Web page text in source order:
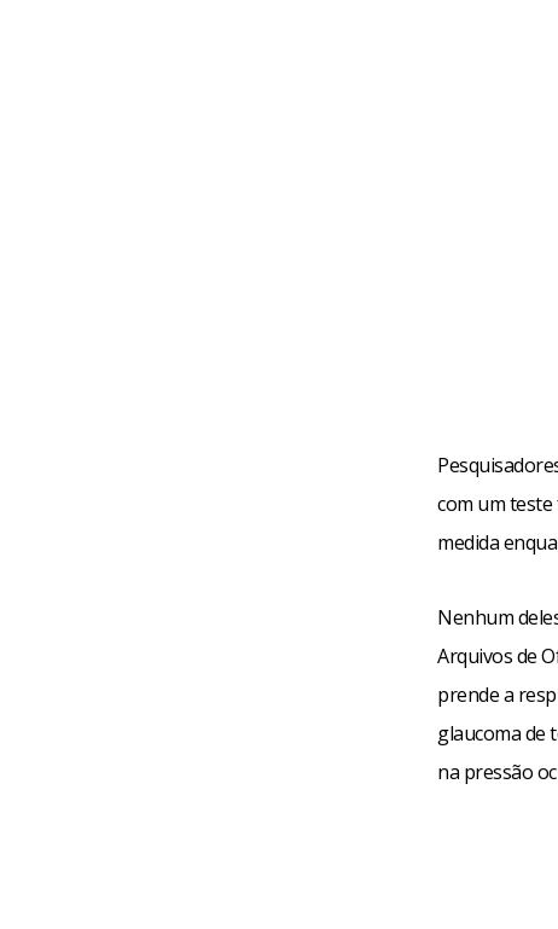
com um
medida
Nenhum
Arquivos de
prende a
glaucoma de
na pressão